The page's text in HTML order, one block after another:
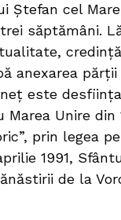
Ștefan cel
săptămâni.
anexarea
este
Unire din
prin legea
1991,
de la